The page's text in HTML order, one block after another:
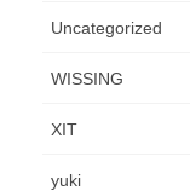
Uncategorized
WISSING
XIT
yuki